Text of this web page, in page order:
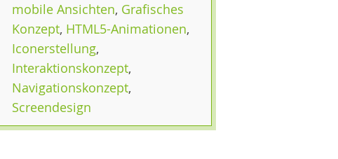
mobile Ansichten, Grafisches
Konzept, HTML5-Animationen,
Iconerstellung,
Interaktionskonzept,
Navigationskonzept,
Screendesign